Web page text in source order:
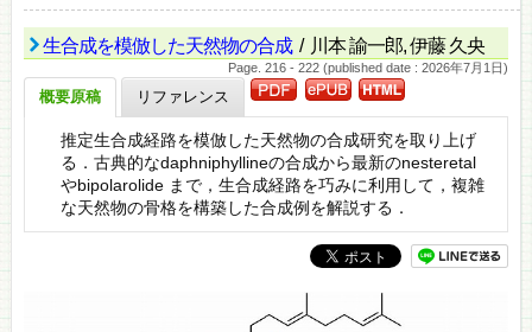
生合成を模倣した天然物の合成 / 川本 諭一郎, 伊藤 久央
Page. 216 - 222 (published date : 2026年7月1日)
概要原稿 リファレンス
推定生合成経路を模倣した天然物の合成研究を取り上げ
る．古典的なdaphniphyllineの合成から最新のnesteretal
やbipolarolide まで，生合成経路を巧みに利用して，複雑
な天然物の骨格を構築した合成例を解説する．